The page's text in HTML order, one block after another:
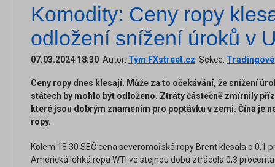
Komodity: Ceny ropy
odložení snížení úroků v
07.03.2024 18:30 Autor: Tým FXstreet.cz Sekce: Tradingové
Ceny ropy dnes klesají. Může za to očekávání, že snížení
státech by mohlo být odloženo. Ztráty částečně zmírnily
které jsou dobrým znamením pro poptávku v zemi. Čína je
ropy.
Kolem 18:30 SEČ cena severomořské ropy Brent klesala o 0,1
Americká lehká ropa WTI ve stejnou dobu ztrácela 0,3